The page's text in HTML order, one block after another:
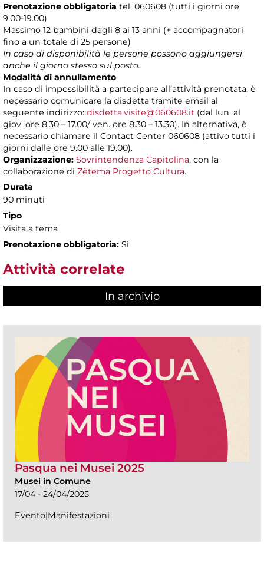
Prenotazione obbligatoria tel. 060608 (tutti i giorni ore
9.00-19.00)
Massimo 12 bambini dagli 8 ai 13 anni (+ accompagnatori
fino a un totale di 25 persone)
In caso di disponibilità le persone possono aggiungersi
anche il giorno stesso sul posto.
Modalità di annullamento
In caso di impossibilità a partecipare all’attività prenotata, è
necessario comunicare la disdetta tramite email al
seguente indirizzo: disdetta.visite@060608.it (dal lun. al
giov. ore 8.30 – 17.00/ ven. ore 8.30 – 13.30). In alternativa, è
necessario chiamare il Contact Center 060608 (attivo tutti i
giorni dalle ore 9.00 alle 19.00).
Organizzazione: Sovrintendenza Capitolina, con la
collaborazione di Zètema Progetto Cultura.
Durata
90 minuti
Tipo
Visita a tema
Prenotazione obbligatoria: Sì
Attività correlate
In archivio
Pasqua nei Musei 2025
Musei in Comune
17/04 - 24/04/2025
Evento|Manifestazioni